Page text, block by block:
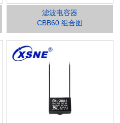
滤波电容器
CBB60 组合图